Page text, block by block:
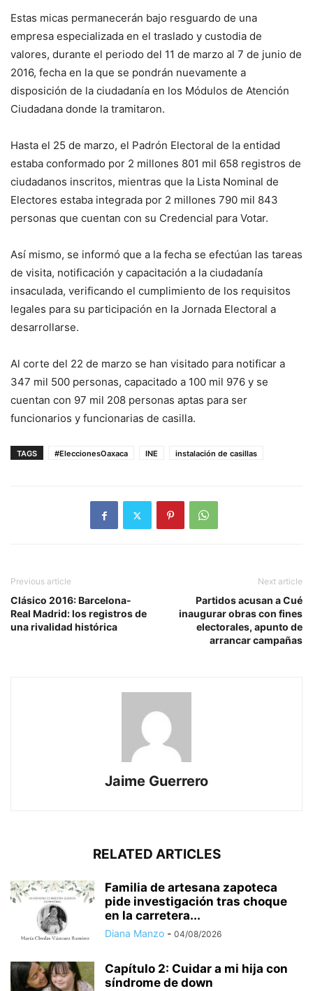
Estas micas permanecerán bajo resguardo de una
empresa especializada en el traslado y custodia de
valores, durante el periodo del 11 de marzo al 7 de junio de
2016, fecha en la que se pondrán nuevamente a
disposición de la ciudadanía en los Módulos de Atención
Ciudadana donde la tramitaron.
Hasta el 25 de marzo, el Padrón Electoral de la entidad
estaba conformado por 2 millones 801 mil 658 registros de
ciudadanos inscritos, mientras que la Lista Nominal de
Electores estaba integrada por 2 millones 790 mil 843
personas que cuentan con su Credencial para Votar.
Así mismo, se informó que a la fecha se efectúan las tareas
de visita, notificación y capacitación a la ciudadanía
insaculada, verificando el cumplimiento de los requisitos
legales para su participación en la Jornada Electoral a
desarrollarse.
Al corte del 22 de marzo se han visitado para notificar a
347 mil 500 personas, capacitado a 100 mil 976 y se
cuentan con 97 mil 208 personas aptas para ser
funcionarios y funcionarias de casilla.
TAGS #EleccionesOaxaca INE instalación de casillas
Previous article
Clásico 2016: Barcelona-
Real Madrid: los registros de
una rivalidad histórica
Next article
Partidos acusan a Cué
inaugurar obras con fines
electorales, apunto de
arrancar campañas
Jaime Guerrero
RELATED ARTICLES
Familia de artesana zapoteca
pide investigación tras choque
en la carretera...
Diana Manzo - 04/08/2026
Capítulo 2: Cuidar a mi hija con
síndrome de down